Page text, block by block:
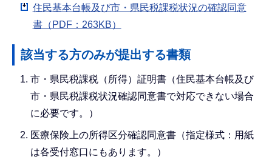
住民基本台帳及び市・県民税課税状況の確認同意
書（PDF：263KB）
該当する方のみが提出する書類
市・県民税課税（所得）証明書（住民基本台帳及び
市・県民税課税状況確認同意書で対応できない場合
に必要です。）
医療保険上の所得区分確認同意書（指定様式：用紙
は各受付窓口にもあります。）